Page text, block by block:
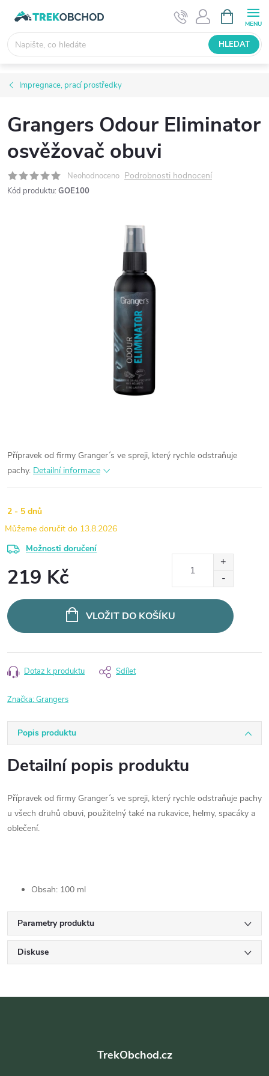
obsah
NÁKUPNÍ
KOŠÍK
HLEDAT
Impregnace, prací prostředky
Grangers Odour Eliminator
osvěžovač obuvi
Neohodnoceno Podrobnosti hodnocení
Kód produktu: GOE100
Přípravek od firmy Granger´s ve spreji, který rychle odstraňuje
pachy. Detailní informace
2 - 5 dnů
13.8.2026
Možnosti doručení
219 Kč
cena:
VLOŽIT DO KOŠÍKU
Dotaz k produktu Sdílet
Značka:Grangers
Popis produktu
Detailní popis produktu
Přípravek od firmy Granger´s ve spreji, který rychle odstraňuje pachy
u všech druhů obuvi, použitelný také na rukavice, helmy, spacáky a
oblečení.
Obsah: 100 ml
Parametry produktu
Diskuse
TrekObchod.cz